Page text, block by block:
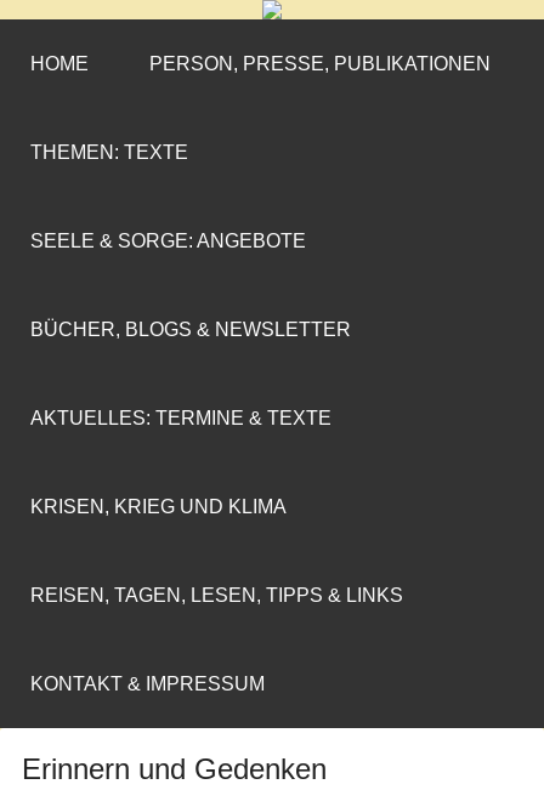
CORNELIA COENEN-
MARX
»ENGAGEMENT MIT PROFIL«
HOME PERSON, PRESSE, PUBLIKATIONEN
THEMEN: TEXTE
SEELE & SORGE: ANGEBOTE
BÜCHER, BLOGS & NEWSLETTER
AKTUELLES: TERMINE & TEXTE
KRISEN, KRIEG UND KLIMA
REISEN, TAGEN, LESEN, TIPPS & LINKS
KONTAKT & IMPRESSUM
Erinnern und Gedenken